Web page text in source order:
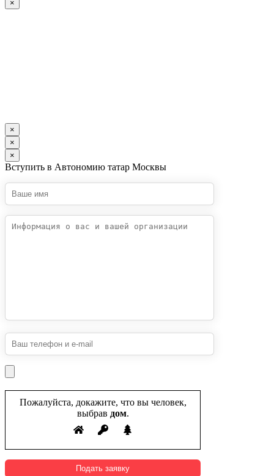
×
×
×
×
Вступить в Автономию татар Москвы
Пожалуйста, докажите, что вы человек,
выбрав дом.